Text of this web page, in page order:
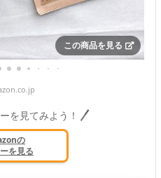
この商品を見る
を見てみよう！
の
を見る